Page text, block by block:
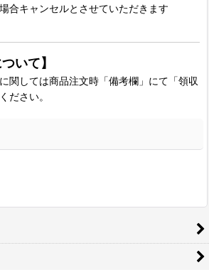
合キャンセルとさせていただきます
いて】
関しては商品注文時「備考欄」にて「領収
ださい。